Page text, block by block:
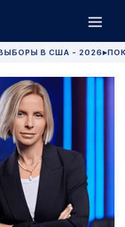
В США - 2026 ▶